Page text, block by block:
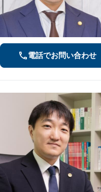
電話でお問い合わせ